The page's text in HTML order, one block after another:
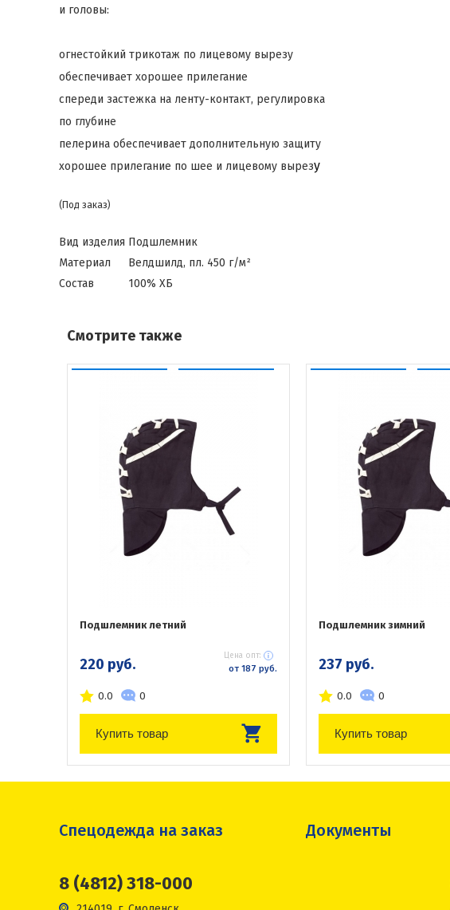
и головы:
огнестойкий трикотаж по лицевому вырезу
обеспечивает хорошее прилегание
спереди застежка на ленту-контакт, регулировка
по глубине
пелерина обеспечивает дополнительную защиту
хорошее прилегание по шее и лицевому вырезу
(Под заказ)
Вид изделия Подшлемник
Материал
Велдшилд, пл. 450 г/м²
Состав
100% ХБ
Смотрите также
Подшлемник летний
220 руб. Цена опт:
от 187 руб.
0.0 0
Купить товар
Подшлемник зимний
237 руб.
0.0 0
Купить товар
Спецодежда на заказ Документы
8 (4812) 318-000